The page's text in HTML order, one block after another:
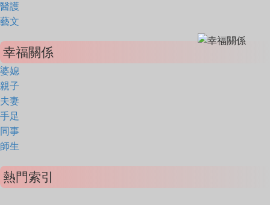
醫護
藝文
幸福關係
婆媳
親子
夫妻
手足
同事
師生
熱門索引